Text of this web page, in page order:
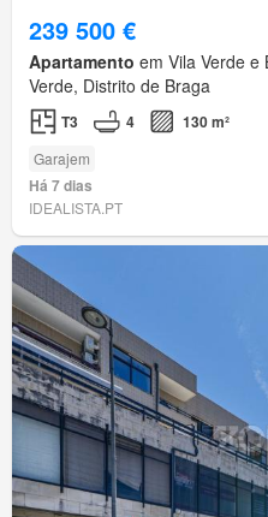
239 500 €
Apartamento em Vila Verde e
Verde, Distrito de Braga
T3 4 130 m²
Garajem
Há 7 dias
IDEALISTA.PT